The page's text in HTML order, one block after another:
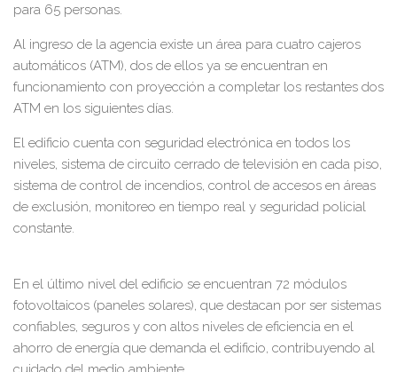
para 65 personas.
Al ingreso de la agencia existe un área para cuatro cajeros
automáticos (ATM), dos de ellos ya se encuentran en
funcionamiento con proyección a completar los restantes dos
ATM en los siguientes días.
El edificio cuenta con seguridad electrónica en todos los
niveles, sistema de circuito cerrado de televisión en cada piso,
sistema de control de incendios, control de accesos en áreas
de exclusión, monitoreo en tiempo real y seguridad policial
constante.
En el último nivel del edificio se encuentran 72 módulos
fotovoltaicos (paneles solares), que destacan por ser sistemas
confiables, seguros y con altos niveles de eficiencia en el
ahorro de energía que demanda el edificio, contribuyendo al